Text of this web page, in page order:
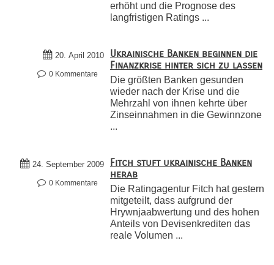
erhöht und die Prognose des
langfristigen Ratings ...
20. April 2010
0 Kommentare
Ukrainische Banken beginnen die
Finanzkrise hinter sich zu lassen
Die größten Banken gesunden
wieder nach der Krise und die
Mehrzahl von ihnen kehrte über
Zinseinnahmen in die Gewinnzone
...
24. September 2009
0 Kommentare
Fitch stuft ukrainische Banken
herab
Die Ratingagentur Fitch hat gestern
mitgeteilt, dass aufgrund der
Hrywnjaabwertung und des hohen
Anteils von Devisenkrediten das
reale Volumen ...